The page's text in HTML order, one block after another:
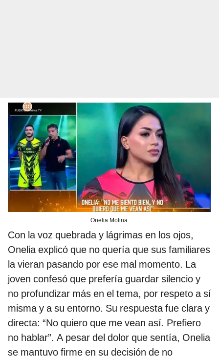
Onelia Molina.
Con la voz quebrada y lágrimas en los ojos,
Onelia explicó que no quería que sus familiares
la vieran pasando por ese mal momento. La
joven confesó que prefería guardar silencio y
no profundizar más en el tema, por respeto a sí
misma y a su entorno. Su respuesta fue clara y
directa: “No quiero que me vean así. Prefiero
no hablar”. A pesar del dolor que sentía, Onelia
se mantuvo firme en su decisión de no